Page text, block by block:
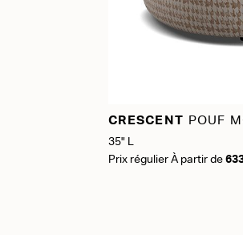
CRESCENT POUF
35" L
Prix régulier À partir de